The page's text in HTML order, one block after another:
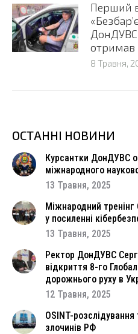
Перший
ДонДУВС
отримав
8 Травня,
ОСТАННІ НОВИНИ
Курсантки ДонДУВС
міжнародного
13 Травня, 2025
Міжнародний
у посиленні
13 Травня, 2025
Ректор ДонДУВС
відкриття 8-го
дорожнього руху в
12 Травня, 2025
OSINT-
злочинів РФ